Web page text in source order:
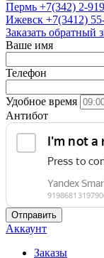
Пермь +7(342) 2-
Ижевск +7(3412)
Заказать обратный
Ваше имя
Телефон
Удобное время
Антибот
Отправить
Аккаунт
Заказы